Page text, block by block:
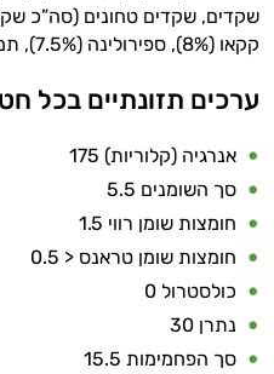
חטיפי
חלבון
לעלייה
במשקל
קריאטין
וחומצות
קקאו (8%), ספירולינה (7.5%), תמרים מיובשים, קמח חרובים (3%)
ערכים תזונתיים בכל חטיף
אנרגיה (קלוריות) 175
סך השומנים 5.5
חומצות שומן רווי 1.5
חומצות שומן טראנס < 0.5
כולסטרול 0
נתרן 30
סך הפחמימות 15.5